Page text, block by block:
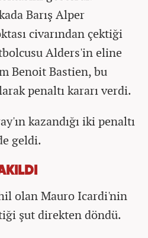
Barış Alper
civarından çektiği
Alders'in eline
Benoit Bastien, bu
penaltı kararı verdi.
kazandığı iki penaltı
geldi.
olan Mauro Icardi'nin
şut direkten döndü.